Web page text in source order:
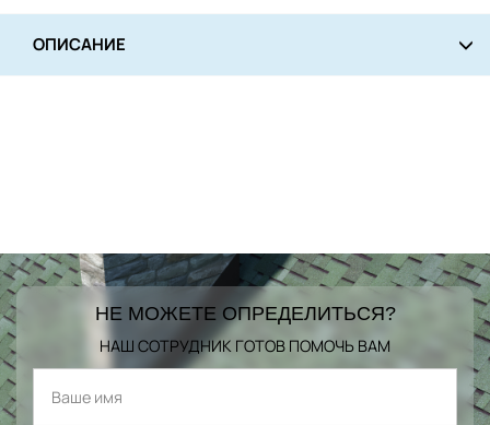
ОПИСАНИЕ
НЕ МОЖЕТЕ ОПРЕДЕЛИТЬСЯ?
НАШ СОТРУДНИК ГОТОВ ПОМОЧЬ ВАМ